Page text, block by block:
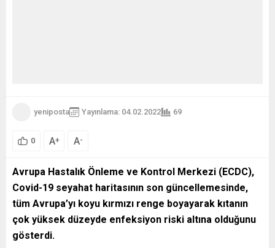
yeniposta Yayınlama: 04.02.2022 69
0 A+ A-
Avrupa Hastalık Önleme ve Kontrol Merkezi (ECDC),
Covid-19 seyahat haritasının son güncellemesinde,
tüm Avrupa’yı koyu kırmızı renge boyayarak kıtanın
çok yüksek düzeyde enfeksiyon riski altına olduğunu
gösterdi.